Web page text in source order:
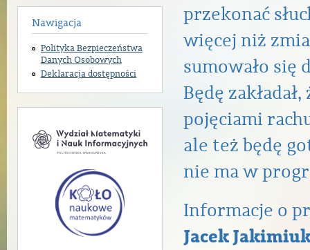
Nawigacja
Polityka Bezpieczeństwa
Danych Osobowych
Deklaracja dostępności
przekonać
więcej niż
sumowało się
Będę
pojęciami
ale też będę
nie ma w
Informacje o
Jacek